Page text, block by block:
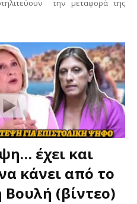
την μεταφορά της
έχει και
κάνει από το
Βουλή (βίντεο)